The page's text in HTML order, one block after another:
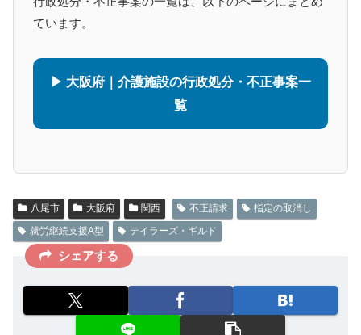
ています。
▶ 大阪府｜介護施設の行政処分・不正事案一
覧
八尾市 大阪府 関西 不正請求
指定の取消し
就労継続支援A型
テイラーズ・ギルド
シェアする